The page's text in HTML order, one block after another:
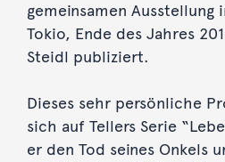
gemeinsamen Ausstellung
Tokio, Ende des Jahres
Steidl publiziert.
Dieses sehr persönliche
sich auf Tellers Serie
er den Tod seines Onkels